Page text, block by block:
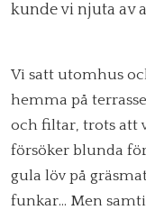
kunde vi njuta av
Vi satt utomhus
hemma på
och filtar, trots att
försöker blunda
gula löv på
funkar… Men